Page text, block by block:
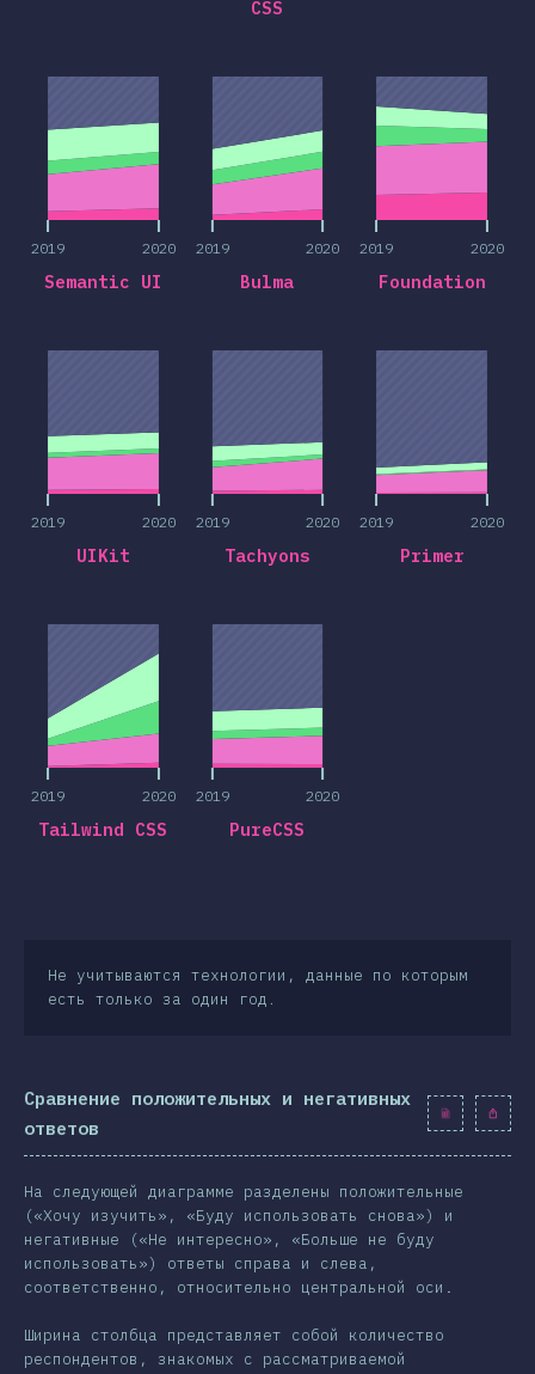
CSS
2019 2020
Semantic UI
2019 2020
Bulma
2019 2020
Foundation
2019 2020
UIKit
2019 2020
Tachyons
2019 2020
Primer
2019 2020
Tailwind CSS
2019 2020
PureCSS
Не учитываются технологии, данные по которым
есть только за один год.
Сравнение положительных и негативных
ответов
На следующей диаграмме разделены положительные
(«Хочу изучить», «Буду использовать снова») и
негативные («Не интересно», «Больше не буду
использовать») ответы справа и слева,
соответственно, относительно центральной оси.
Ширина столбца представляет собой количество
респондентов, знакомых с рассматриваемой